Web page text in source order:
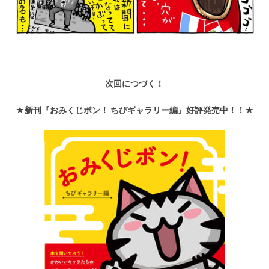
次回につづく！
★新刊『おみくじボン！ ちびギャラリー編』好評発売中！！★